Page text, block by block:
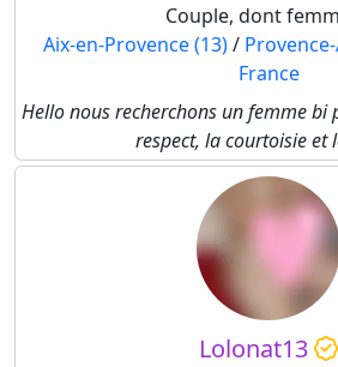
Couple, dont
Aix-en-Provence (13)/
France
Hello nous recherchons un femme bi
respect, la courtoisie et
Lolonat13